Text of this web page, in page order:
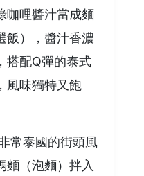
咖哩醬汁當成麵
飯），醬汁香濃
搭配Q彈的泰式
風味獨特又飽
常泰國的街頭風
麵（泡麵）拌入